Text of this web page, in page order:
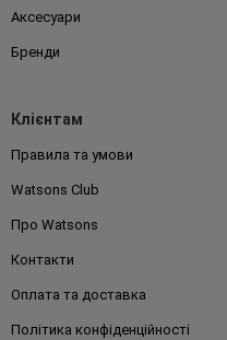
Аксесуари
Бренди
Клієнтам
Правила та умови
Watsons Club
Про Watsons
Контакти
Оплата та доставка
Політика конфіденційності